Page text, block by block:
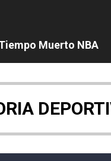
- Dobletes de
Turquía)
- España
Muerto NBA